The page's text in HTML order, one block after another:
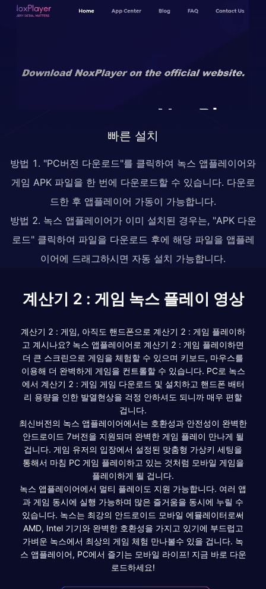
빠른 설치
방법 1. "PC버전 다운로드"를 클릭하여 녹스 앱플레이어와
게임 APK 파일을 한 번에 다운로드할 수 있습니다. 다운로
드한 후 앱플레이어 가동이 가능합니다.
방법 2. 녹스 앱플레이어가 이미 설치된 경우는, "APK 다운
로드" 클릭하여 파일을 다운로드 후에 해당 파일을 앱플레
이어에 드래그하시면 자동 설치 가능합니다.
계산기 2 : 게임 녹스 플레이 영상
계산기 2 : 게임, 아직도 핸드폰으로 계산기 2 : 게임 플레이하
고 계시나요? 녹스 앱플레이어로 계산기 2 : 게임 플레이하면
더 큰 스크린으로 게임을 체험할 수 있으며 키보드, 마우스를
이용해 더 완벽하게 게임을 컨트롤할 수 있습니다. PC로 녹스
에서 계산기 2 : 게임 게임 다운로드 및 설치하고 핸드폰 배터
리 용량을 인한 발열현상을 걱정 안하셔도 되니까 매우 편할
겁니다.
최신버전의 녹스 앱플레이어에서는 호환성과 안전성이 완벽한
안드로이드 7버전을 지원되며 완벽한 게임 플레이 만나게 될
겁니다. 게임 유저의 입장에서 설정된 맞춤형 가상키 세팅을
통해서 마침 PC 게임 플레이하고 있는 것처럼 모바일 게임을
플레이하게 될 겁니다.
녹스 앱플레이어에서 멀티 플레이도 지원 가능합니다. 여러 앱
과 게임 동시에 실행 가능하며 많은 즐거움을 동시에 누릴 수
있습니다. 녹스는 최강의 안드로이드 모바일 에뮬레이터로써
AMD, Intel 기기와 완벽한 호환성을 가지고 있기에 부드럽고
가벼운 녹스에서 최상의 게임 체험 만나볼수 있을 겁니다. 녹
스 앱플레이어, PC에서 즐기는 모바일 라이프! 지금 바로 다운
로드하세요!